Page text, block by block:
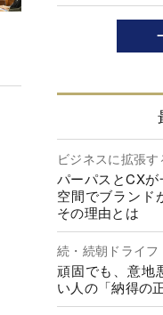
ビジネスに拡張
パーパスとCX
空間でブラン
その理由とは
続・続朝ドライフ
頑固でも、意地
い人の「納得の